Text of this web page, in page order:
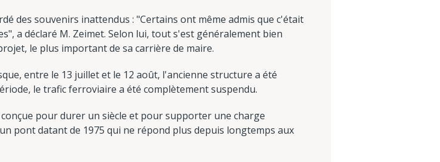
des souvenirs inattendus : "Certains ont même admis que c'était
a déclaré M. Zeimet. Selon lui, tout s'est généralement bien
le plus important de sa carrière de maire.
entre le 13 juillet et le 12 août, l'ancienne structure a été
le trafic ferroviaire a été complètement suspendu.
pour durer un siècle et pour supporter une charge
pont datant de 1975 qui ne répond plus depuis longtemps aux